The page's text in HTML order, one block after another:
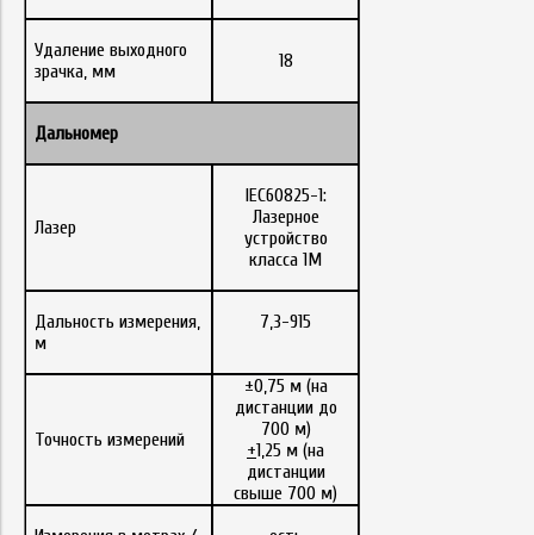
Удаление выходного
зрачка, мм
18
Дальномер
Лазер
IEC60825-1:
Лазерное
устройство
класса 1M
Дальность измерения,
м
7,3-915
Точность измерений
±0,75 м (на
дистанции до
700 м)
+1,25 м (на
дистанции
свыше 700 м)